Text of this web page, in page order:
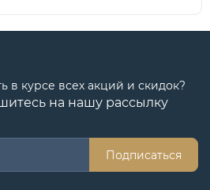
в курсе всех акций и скидок?
на нашу рассылку
Подписаться